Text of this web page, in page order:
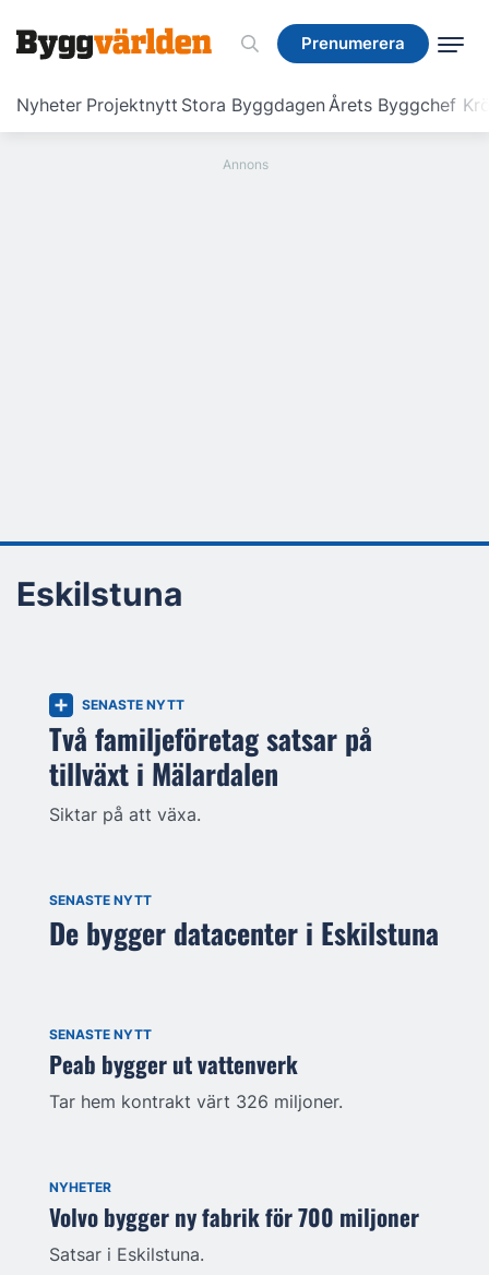
Prenumerera
Nyheter Projektnytt Stora ByggdagenÅrets Byggchef
Prenumerera
Eskilstuna
SENASTE NYTT
Två familjeföretag satsar på
tillväxt i Mälardalen
Siktar på att växa.
SENASTE NYTT
De bygger datacenter i Eskilstuna
SENASTE NYTT
Peab bygger ut vattenverk
Tar hem kontrakt värt 326 miljoner.
NYHETER
Volvo bygger ny fabrik för 700 miljoner
Satsar i Eskilstuna.